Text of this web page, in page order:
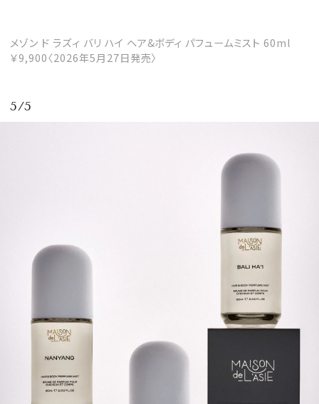
メゾン ド ラズィ バリ ハイ ヘア&ボディ パフュームミスト 60ml
￥9,900〈2026年5月27日発売〉
5/5